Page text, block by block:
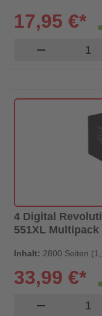
17,95 €*
remove
4 Digital
551XL Multipack
Inhalt: 2800 Seiten
33,99 €*
remove